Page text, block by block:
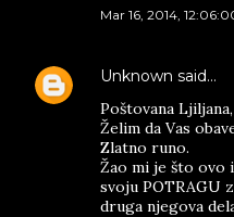
Mar 16, 2014,
Unknown said…
Poštovana Ljiljana,
Želim da Vas
Zlatno runo.
Žao mi je što ovo
svoju POTRAGU
druga njegova